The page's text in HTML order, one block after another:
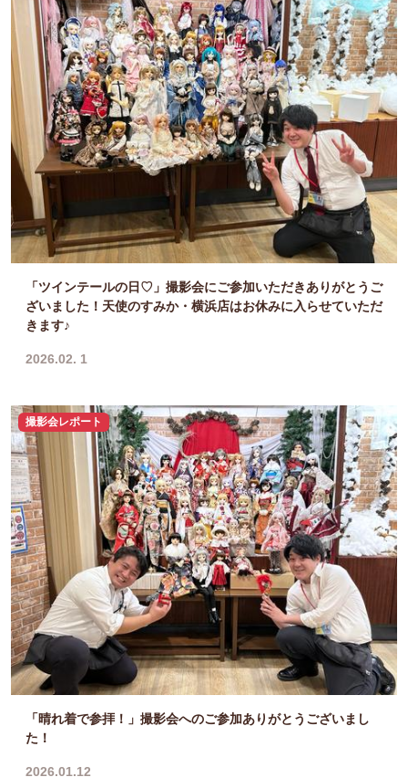
「ツインテールの日♡」撮影会にご参加いただきありがとうご
ざいました！天使のすみか・横浜店はお休みに入らせていただ
きます♪
2026.02. 1
撮影会レポート
「晴れ着で参拝！」撮影会へのご参加ありがとうございまし
た！
2026.01.12